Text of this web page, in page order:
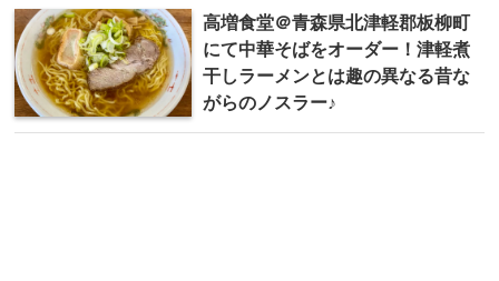
高増食堂＠青森県北津軽郡板柳町
にて中華そばをオーダー！津軽煮
干しラーメンとは趣の異なる昔な
がらのノスラー♪